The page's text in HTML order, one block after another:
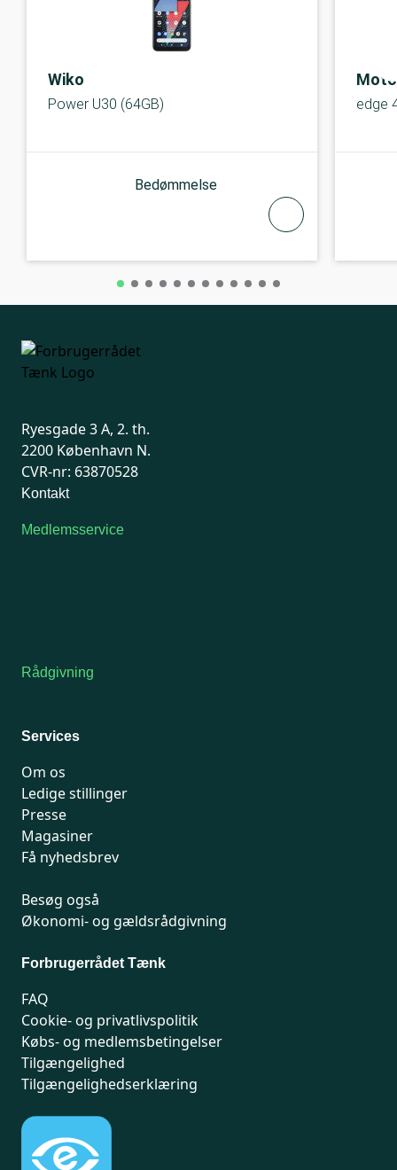
Wiko
Power U30 (64GB)
Bedømmelse
edge
Ryesgade 3 A, 2. th.
2200 København N.
CVR-nr: 63870528
Kontakt
Medlemsservice
Rådgivning
Services
Om os
Ledige stillinger
Presse
Magasiner
Få nyhedsbrev
Besøg også
Økonomi- og gældsrådgivning
Forbrugerrådet Tænk
FAQ
Cookie- og privatlivspolitik
Købs- og medlemsbetingelser
Tilgængelighed
Tilgængelighedserklæring